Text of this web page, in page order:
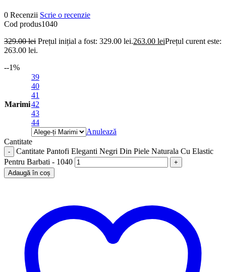
0 Recenzii Scrie o recenzie
Cod produs1040
329.00lei Prețul inițial a fost: 329.00 lei.263.00 leiPrețul curent este:
263.00 lei.
--1%
Marimi
39
40
41
42
43
44
Anulează
Cantitate
Cantitate Pantofi Eleganti Negri Din Piele Naturala Cu Elastic
Pentru Barbati - 1040
Adaugă în coș